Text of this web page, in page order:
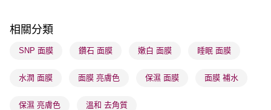
確認發貨後1-3 工作天送達，訂單將隨機分配至SF順豐速運或京東
物流公司進行物流配送
取。逾期會取消訂單，並不會安排重寄
相關分類
SNP 面膜 鑽石 面膜 嫩白 面膜 睡眠 面膜
水潤 面膜 面膜 亮膚色 保濕 面膜 面膜 補水
保濕 亮膚色 溫和 去角質